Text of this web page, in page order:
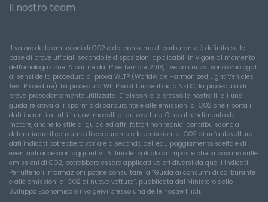
Il nostro team
Il valore delle emissioni di CO2 e del consumo di carburante è definito sulla
base di prove ufficiali secondo le disposizioni applicabili in vigore al momento
dell'omologazione. A partire dal 1° settembre 2018, i veicoli nuovi sono omologati
ai sensi della procedura di prova WLTP (Worldwide Harmonized Light Vehicles
Test Procedure). La procedura WLTP sostituisce il ciclo NEDC, la procedura di
prova precedentemente utilizzata. E’ disponibile presso le nostre filiali una
guida relativa al risparmio di carburante e alle emissioni di CO2 che riporta i
dati inerenti a tutti i nuovi modelli di autovetture. Oltre al rendimento del
motore, anche lo stile di guida ed altri fattori non tecnici contribuiscono a
determinare il consumo di carburante e le emissioni di CO2 di un’autovettura. I
dati indicati potrebbero variare a seconda dell’equipaggiamento scelto e di
eventuali accessori aggiuntivi. Ai fini del calcolo di imposte che si basano sulle
emissioni di CO2, potrebbero essere applicati valori diversi da quelli indicati.
Per ulteriori informazioni potete consultare la “Guida ai consumi di carburante
e alle emissioni di CO2 di nuove vetture”, pubblicata dal Ministero dello
Sviluppo Economico o rivolgervi presso una delle nostre filiali.